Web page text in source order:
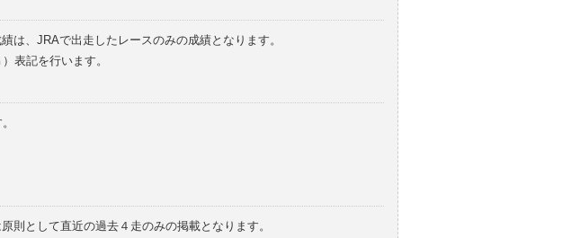
は、JRAで出走したレースのみの成績となります。
表記を行います。
則として直近の過去４走のみの掲載となります。